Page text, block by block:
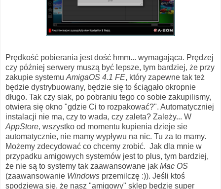
Prędkość pobierania jest dość hmm... wymagająca. Prędzej
czy później serwery muszą być lepsze, tym bardziej, że przy
zakupie systemu AmigaOS 4.1 FE, który zapewne tak też
będzie dystrybuowany, będzie się to ściągało okropnie
długo. Tak czy siak, po pobraniu tego co sobie zakupilismy,
otwiera się okno "gdzie Ci to rozpakować?". Automatyczniej
instalacji nie ma, czy to wada, czy zaleta? Zależy... W
AppStore, wszystko od momentu kupienia dzieje sie
automatycznie, nie mamy wypływu na nic. Tu za to mamy.
Możemy zdecydować co chcemy zrobić. Jak dla mnie w
przypadku amigowych systemów jest to plus, tym bardziej,
że nie są to systemy tak zaawansowane jak Mac OS
(zaawansowanie Windows przemilczę :)). Jeśli ktoś
spodziewa się, że nasz "amigowy" sklep będzie super